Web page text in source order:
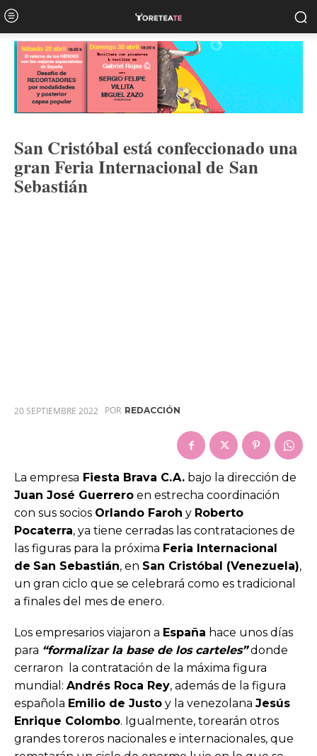
San Cristóbal está confeccionado una
gran Feria Internacional de San
Sebastián
20 SEPTIEMBRE 2022 POR REDACCIÓN
La empresa Fiesta Brava C.A. bajo la dirección de
Juan José Guerrero en estrecha coordinación
con sus socios Orlando Faroh y Roberto
Pocaterra, ya tiene cerradas las contrataciones de
las figuras para la próxima Feria Internacional
de San Sebastián, en San Cristóbal (Venezuela),
un gran ciclo que se celebrará como es tradicional
a finales del mes de enero.
Los empresarios viajaron a España hace unos días
para “formalizar la base de los carteles”donde
cerraron la contratación de la máxima figura
mundial: Andrés Roca Rey, además de la figura
española Emilio de Justo y la venezolana Jesús
Enrique Colombo. Igualmente, torearán otros
grandes toreros nacionales e internacionales, que